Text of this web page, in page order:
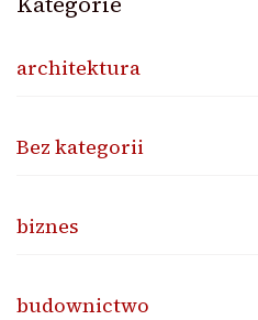
architektura
Bez kategorii
biznes
budownictwo